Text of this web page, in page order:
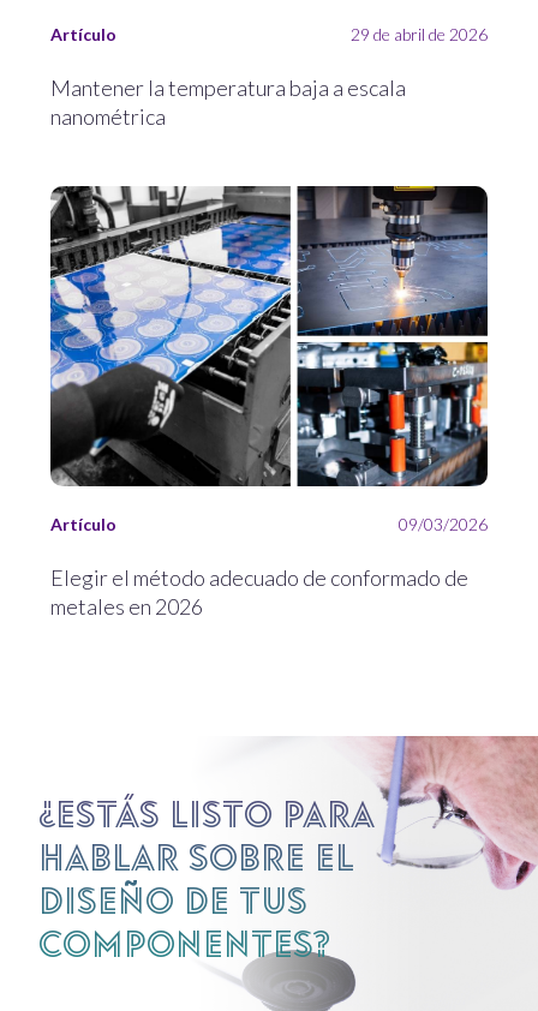
Artículo 29 de abril de 2026
Mantener la temperatura baja a escala
nanométrica
Artículo 09/03/2026
Elegir el método adecuado de conformado de
metales en 2026
¿Estás listo para
hablar sobre el
diseño de tus
componentes?